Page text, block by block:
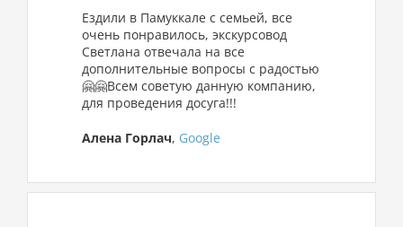
Ездили в Памуккале с семьей, все
очень понравилось, экскурсовод
Светлана отвечала на все
дополнительные вопросы с радостью
🤗🤗Всем советую данную компанию,
для проведения досуга!!!
Алена Горлач, Google